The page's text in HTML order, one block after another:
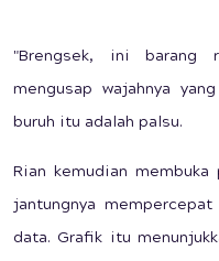
"Brengsek, ini barang
mengusap wajahnya
buruh itu adalah palsu.
Rian kemudian
jantungnya
data. Grafik itu